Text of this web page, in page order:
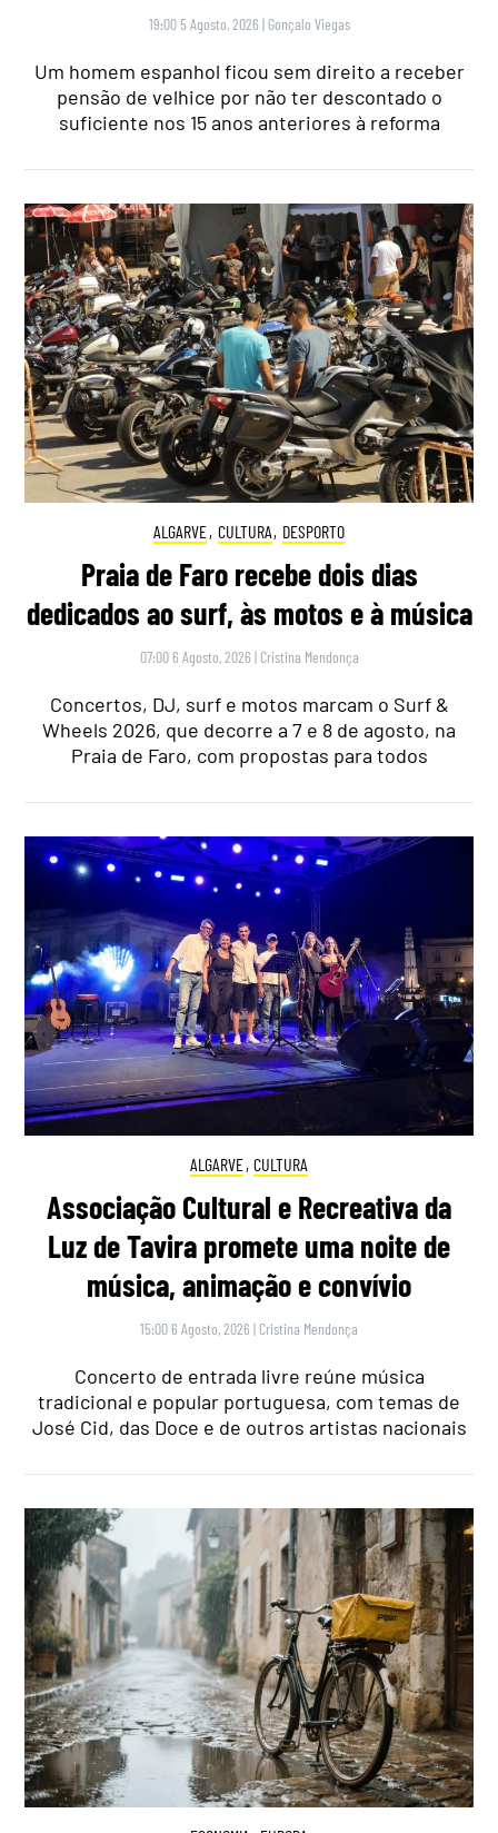
19:00 5 Agosto, 2026 | Gonçalo Viegas
Um homem espanhol ficou sem direito a receber
pensão de velhice por não ter descontado o
suficiente nos 15 anos anteriores à reforma
ALGARVE, CULTURA, DESPORTO
Praia de Faro recebe dois dias
dedicados ao surf, às motos e à música
07:00 6 Agosto, 2026 | Cristina Mendonça
Concertos, DJ, surf e motos marcam o Surf &
Wheels 2026, que decorre a 7 e 8 de agosto, na
Praia de Faro, com propostas para todos
ALGARVE, CULTURA
Associação Cultural e Recreativa da
Luz de Tavira promete uma noite de
música, animação e convívio
15:00 6 Agosto, 2026 | Cristina Mendonça
Concerto de entrada livre reúne música
tradicional e popular portuguesa, com temas de
José Cid, das Doce e de outros artistas nacionais